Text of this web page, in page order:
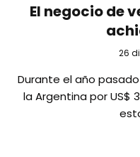
El negocio de
26
Durante el año
la Argentina por US$